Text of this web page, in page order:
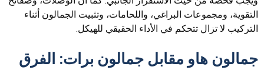
التقوية، ومجموعات البراغي، واللحامات، وتثبيت الجمالون أثناء
التركيب لا تزال تتحكم في الأداء الحقيقي للهيكل.
جمالون هاو مقابل جمالون برات: الفرق